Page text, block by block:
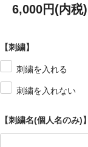
6,000円(内税)
【刺繍】
刺繍を入れる
刺繍を入れない
【刺繍名(個人名のみ)】